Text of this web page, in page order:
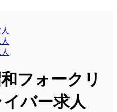
フォークリ
バー求人